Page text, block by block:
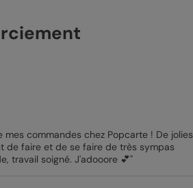
mes commandes chez Popcarte ! De jolies
de faire et de se faire de très sympas
travail soigné. J'adooore 💕"